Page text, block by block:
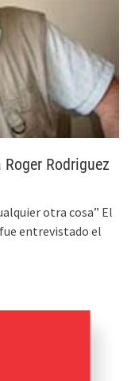
Rodriguez
otra cosa” El
entrevistado el